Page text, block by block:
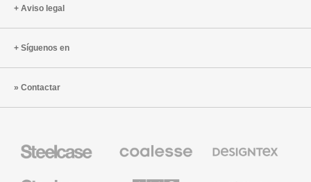
Aviso legal
Síguenos en
Contactar
Steelcase
Premium